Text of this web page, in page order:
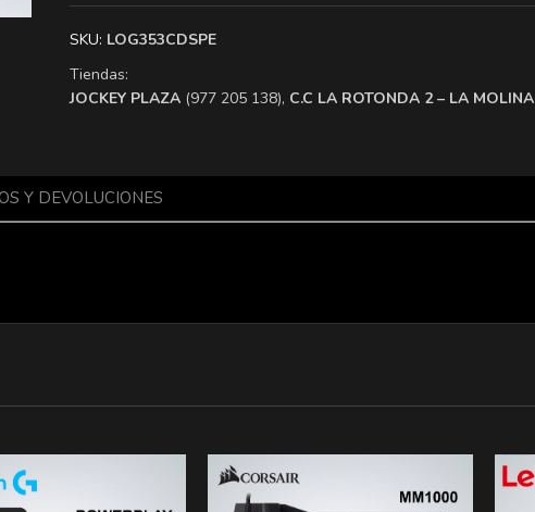
SKU: LOG353CDSPE
Tiendas:
​JOCKEY PLAZA (977 205 138), ​C.C LA ROTONDA 2 – LA MOLINA
Y DEVOLUCIONES